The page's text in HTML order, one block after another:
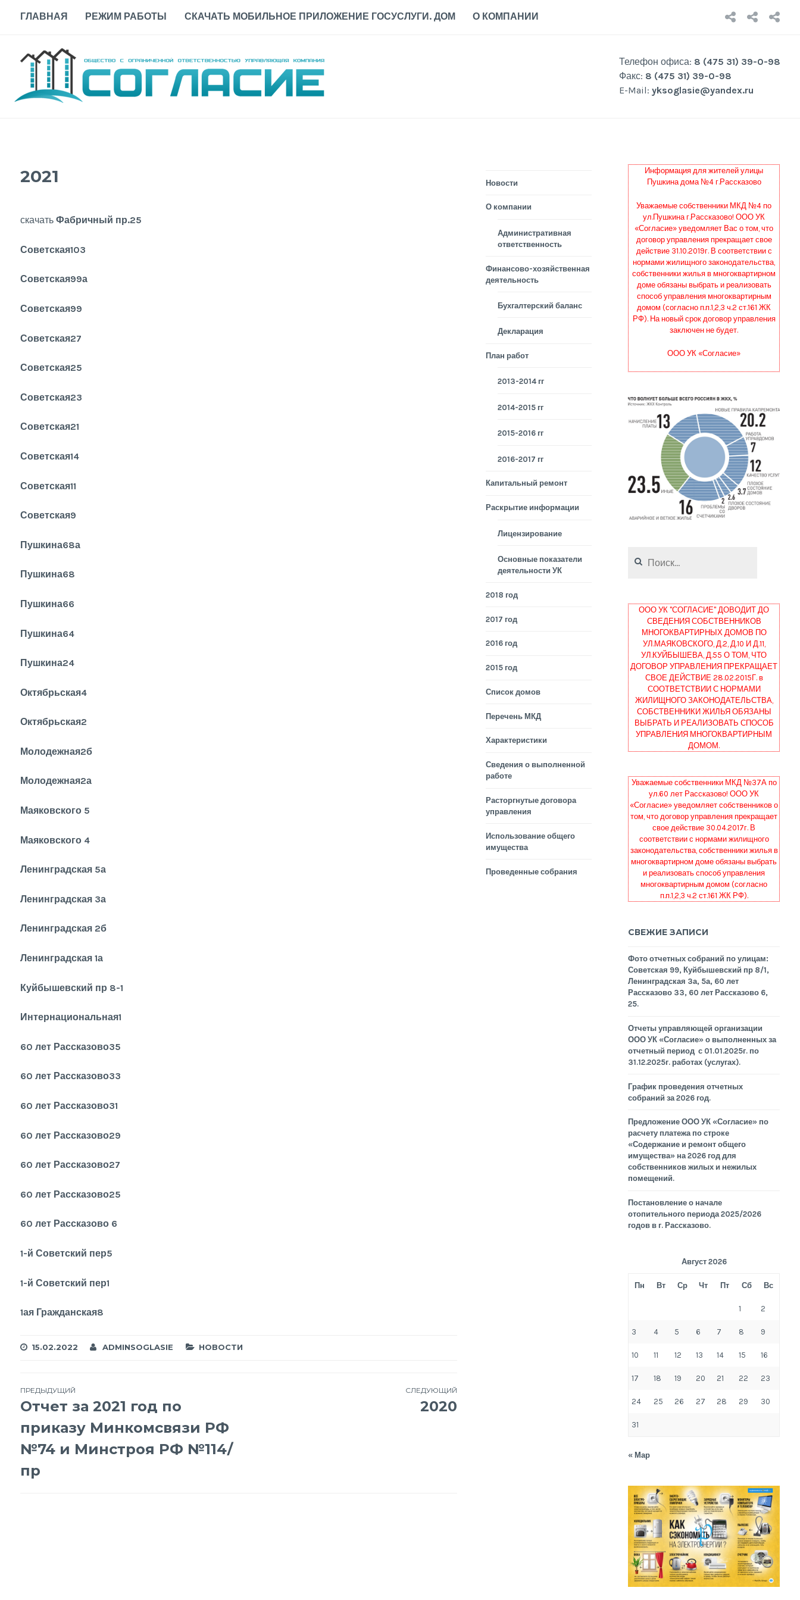
ГЛАВНАЯ РЕЖИМ РАБОТЫ СКАЧАТЬ МОБИЛЬНОЕ ПРИЛОЖЕНИЕ ГОСУСЛУГИ. ДОМ О КОМПАНИИ
О
Телефон офиса: 8 (475 31) 39-0-98
Факс: 8 (475 31) 39-0-98
E-Mail: yksoglasie@yandex.ru
2021
скачать Фабричный пр.25
Советская103
Советская99а
Советская99
Советская27
Советская25
Советская23
Советская21
Советская14
Советская11
Советская9
Пушкина68а
Пушкина68
Пушкина66
Пушкина64
Пушкина24
Октябрьская4
Октябрьская2
Молодежная2б
Молодежная2а
Маяковского 5
Маяковского 4
Ленинградская 5а
Ленинградская 3а
Ленинградская 2б
Ленинградская 1а
Куйбышевский пр 8-1
Интернациональная1
60 лет Рассказово35
60 лет Рассказово33
60 лет Рассказово31
60 лет Рассказово29
60 лет Рассказово27
60 лет Рассказово25
60 лет Рассказово 6
1-й Советский пер5
1-й Советский пер1
1ая Гражданская8
15.02.2022 ADMINSOGLASIE НОВОСТИ
Навигация
по
записям
ПРЕДЫДУЩИЙ
Отчет за 2021 год по
приказу Минкомсвязи РФ
№74 и Минстроя РФ №114/
пр
СЛЕДУЮЩИЙ
2020
Новости
О компании
Административная
ответственность
Финансово-хозяйственная
деятельность
Бухгалтерский баланс
Декларация
План работ
2013-2014 гг
2014-2015 гг
2015-2016 гг
2016-2017 гг
Капитальный ремонт
Раскрытие информации
Лицензирование
Основные показатели
деятельности УК
2018 год
2017 год
2016 год
2015 год
Список домов
Перечень МКД
Характеристики
Сведения о выполненной
работе
Расторгнутые договора
управления
Использование общего
имущества
Проведенные собрания
Информация для жителей улицы
Пушкина дома №4 г.Рассказово
Уважаемые собственники МКД №4 по
ул.Пушкина г.Рассказово! ООО УК
«Согласие» уведомляет Вас о том, что
договор управления прекращает свое
действие 31.10.2019г. В соответствии с
нормами жилищного законодательства,
собственники жилья в многоквартирном
доме обязаны выбрать и реализовать
способ управления многоквартирным
домом (согласно п.п.1,2,3 ч.2 ст.161 ЖК
РФ). На новый срок договор управления
заключен не будет.
ООО УК «Согласие»
ООО УК "СОГЛАСИЕ" ДОВОДИТ ДО
СВЕДЕНИЯ СОБСТВЕННИКОВ
МНОГОКВАРТИРНЫХ ДОМОВ ПО
УЛ.МАЯКОВСКОГО, Д.2, Д.10 И Д.11,
УЛ.КУЙБЫШЕВА, Д.55 О ТОМ, ЧТО
ДОГОВОР УПРАВЛЕНИЯ ПРЕКРАЩАЕТ
СВОЕ ДЕЙСТВИЕ 28.02.2015Г. в
СООТВЕТСТВИИ С НОРМАМИ
ЖИЛИЩНОГО ЗАКОНОДАТЕЛЬСТВА,
СОБСТВЕННИКИ ЖИЛЬЯ ОБЯЗАНЫ
ВЫБРАТЬ И РЕАЛИЗОВАТЬ СПОСОБ
УПРАВЛЕНИЯ МНОГОКВАРТИРНЫМ
ДОМОМ.
Уважаемые собственники МКД №37А по
ул.60 лет Рассказово! ООО УК
«Согласие» уведомляет собственников о
том, что договор управления прекращает
свое действие 30.04.2017г. В
соответствии с нормами жилищного
законодательства, собственники жилья в
многоквартирном доме обязаны выбрать
и реализовать способ управления
многоквартирным домом (согласно
п.п.1,2,3 ч.2 ст.161 ЖК РФ).
СВЕЖИЕ ЗАПИСИ
Фото отчетных собраний по улицам:
Советская 99, Куйбышевский пр 8/1,
Ленинградская 3а, 5а, 60 лет
Рассказово 33, 60 лет Рассказово 6,
25.
Отчеты управляющей организации
ООО УК «Согласие» о выполненных за
отчетный период с 01.01.2025г. по
31.12.2025г. работах (услугах).
График проведения отчетных
собраний за 2026 год.
Предложение ООО УК «Согласие» по
расчету платежа по строке
«Содержание и ремонт общего
имущества» на 2026 год для
собственников жилых и нежилых
помещений.
Постановление о начале
отопительного периода 2025/2026
годов в г. Рассказово.
Август 2026
Пн Вт Ср Чт Пт Сб Вс
1 2
3 4 5 6 7 8 9
10 11 12 13 14 15 16
17 18 19 20 21 22 23
24 25 26 27 28 29 30
31
« Мар